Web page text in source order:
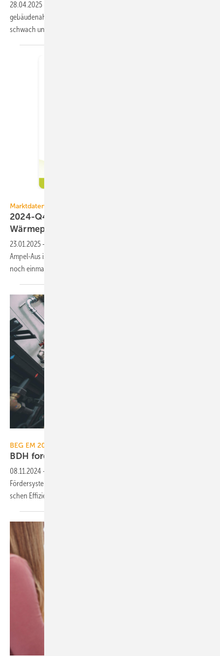
28.04.2025
ge­bäu­de­nahen Hei­zungs­sys­te­men bezogen auf die 1. KW 2024
schwach und bei Wärme­pum­pen am
Marktdaten
2024-Q4: Torschlusspanik belebt Interesse an
Wärmepumpen
23.01.2025 -
Ampel-Aus ist bei DAA die Nach­fra­ge nach Heizungs-Wär­me­pum­pen
noch ein­mal
BEG EM 2024
BDH fordert Schub für
08.11.2024 -
Förder­sys­tem zu re­for­mie­ren, um die Nach­fra­ge nach an­la­gen­tech­ni­
schen Effizienz­maß­nah­men